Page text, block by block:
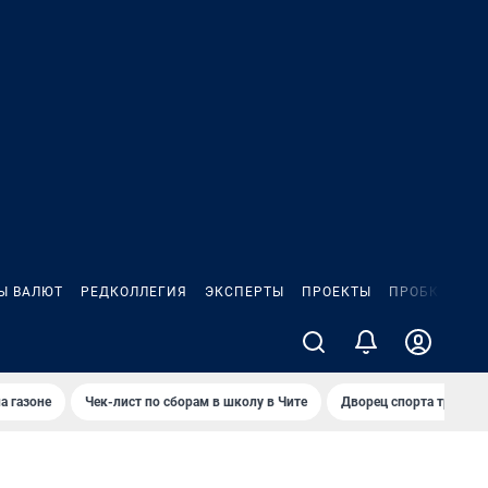
ВАЛЮТ РЕДКОЛЛЕГИЯ ЭКСПЕРТЫ ПРОЕКТЫ ПРОБКИ
газоне Чек-лист по сборам в школу в Чите Дворец спорта